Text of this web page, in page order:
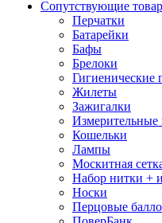
Сопутствующие
Перчатки
Батарейки
Бафы
Брелоки
Гигиенические
Жилеты
Зажигалки
Кошельки
Лампы
Москитная
Набор нитки +
Носки
Перцовые